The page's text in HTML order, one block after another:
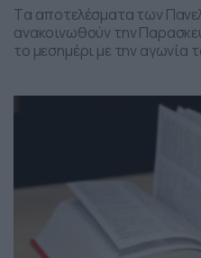
Tα αποτελέσματα των
ανακοινωθούν την
το μεσημέρι με την
αρχίσουν να κάνουν τους
τα τμήματα εισαγωγής